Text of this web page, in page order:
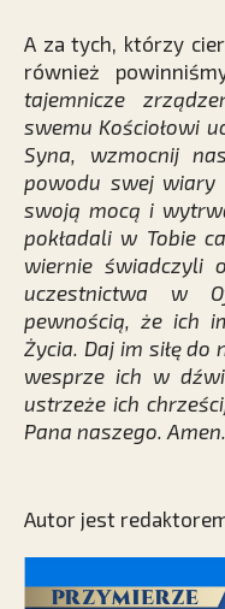
A za tych, którzy
również
tajemnicze
swemu Kościołowi
Syna, wzmocnij
powodu swej wiary
swoją mocą i
pokładali w Tobie
wiernie świadczyli
uczestnictwa w
pewnością, że ich
Życia. Daj im siłę
wesprze ich w
ustrzeże ich
Pana naszego. Amen.
Autor jest